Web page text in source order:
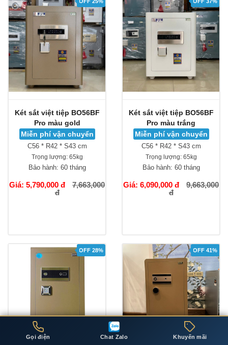
Gọi điện Chat Zalo Khuyến mãi
Két sắt việt tiệp BO56BF
Pro màu gold
Miễn phí vận chuyển
C56 * R42 * S43 cm
Trọng lượng:65kg
Bảo hành: 60 tháng
Giá: 5,790,000 đ
7,663,000
đ
Két sắt việt tiệp BO56BF
Pro màu trắng
Miễn phí vận chuyển
C56 * R42 * S43 cm
Trọng lượng:65kg
Bảo hành: 60 tháng
Giá: 6,090,000 đ
9,663,000
đ
OFF 28% OFF 41%